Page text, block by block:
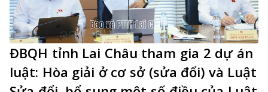
ĐBQH tỉnh Lai Châu tham gia 2 dự án
luật: Hòa giải ở cơ sở (sửa đổi) và Luật